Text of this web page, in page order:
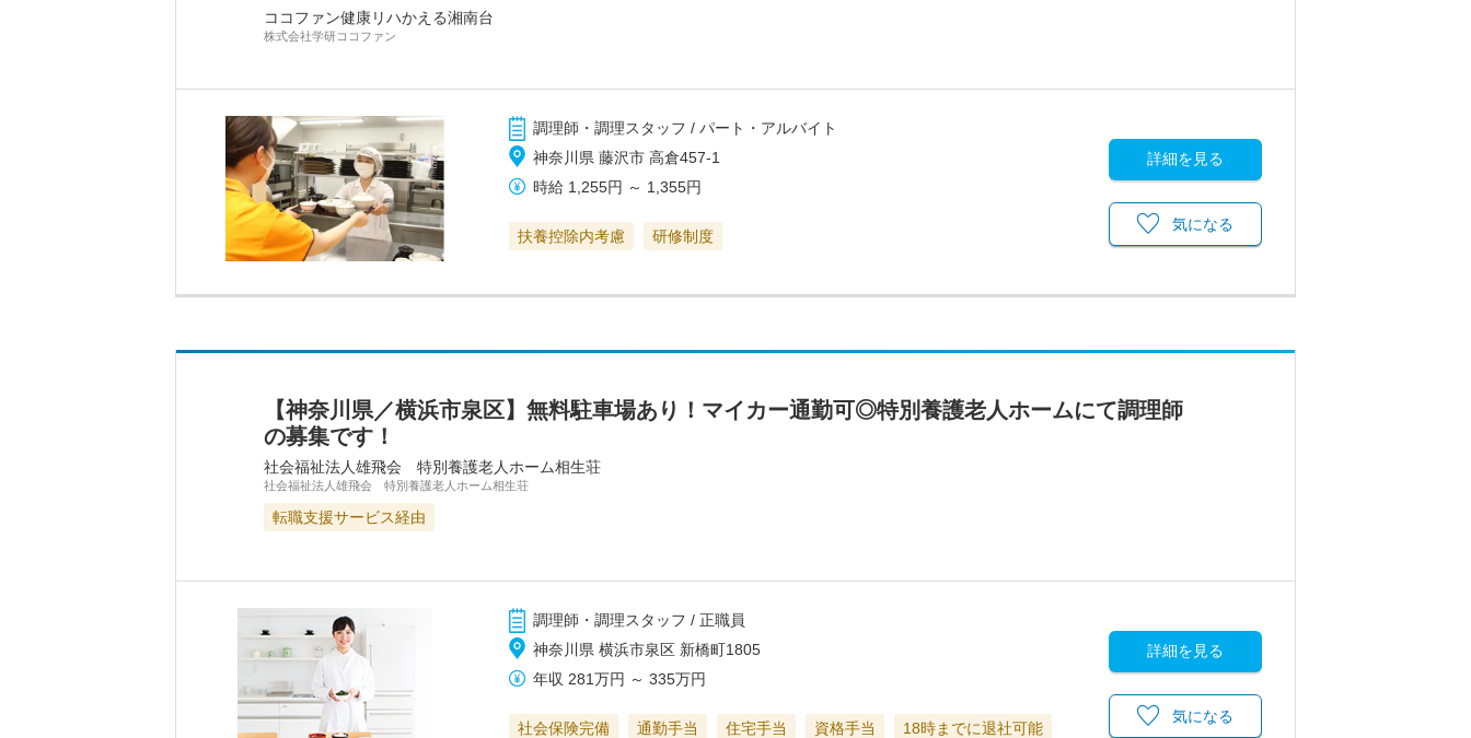
ココファン健康リハかえる湘南台
株式会社学研ココファン
調理師・調理スタッフ / パート・アルバイト
神奈川県 藤沢市 高倉457-1
時給 1,255円 ～ 1,355円
扶養控除内考慮 研修制度
詳細を見る
気になる
【神奈川県／横浜市泉区】無料駐車場あり！マイカー通勤可◎特別養護老人ホームにて調理師
の募集です！
社会福祉法人雄飛会 特別養護老人ホーム相生荘
社会福祉法人雄飛会 特別養護老人ホーム相生荘
転職支援サービス経由
調理師・調理スタッフ / 正職員
神奈川県 横浜市泉区 新橋町1805
年収 281万円 ～335万円
社会保険完備 通勤手当 住宅手当 資格手当 18時までに退社可能
詳細を見る
気になる